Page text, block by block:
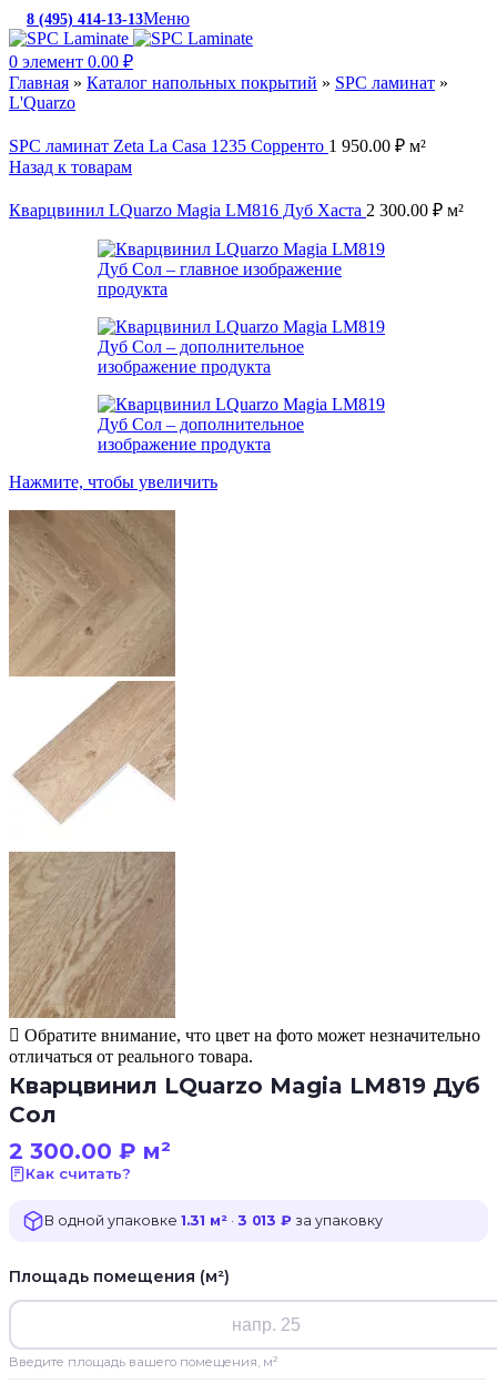
8 (495) 414-13-13Меню
0 элемент 0.00 ₽
Главная » Каталог напольных покрытий » SPC ламинат »
L'Quarzo
SPC ламинат Zeta La Casa 1235 Сорренто 1 950.00 ₽ м²
Назад к товарам
Кварцвинил LQuarzo Magia LM816 Дуб Хаста 2 300.00 ₽ м²
Нажмите, чтобы увеличить
Обратите внимание, что цвет на фото может незначительно
отличаться от реального товара.
Кварцвинил LQuarzo Magia LM819 Дуб
Сол
2 300.00 ₽ м²
Как считать?
В одной упаковке 1.31 м² · 3 013 ₽ за упаковку
Площадь помещения (м²)
Введите площадь вашего помещения, м²